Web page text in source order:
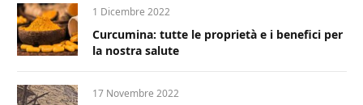
1 Dicembre 2022
Curcumina: tutte le proprietà e i benefici per
la nostra salute
17 Novembre 2022